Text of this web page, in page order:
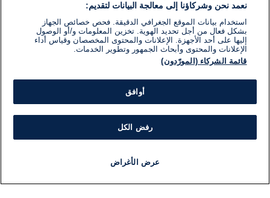
نعمد نحن وشركاؤنا إلى معالجة البيانات لتقديم:
استخدام بيانات الموقع الجغرافي الدقيقة. فحص خصائص الجهاز
بشكل فعال من أجل تحديد الهوية. تخزين المعلومات و/أو الوصول
إليها على أحد الأجهزة. الإعلانات والمحتوى المخصصان وقياس أداء
الإعلانات والمحتوى وأبحاث الجمهور وتطوير الخدمات.
قائمة الشركاء (المورّدون)
أوافق
رفض الكل
عرض الأغراض